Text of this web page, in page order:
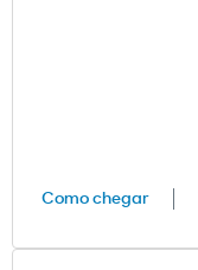
Como chegar